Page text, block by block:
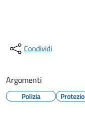
Condividi
Argomenti
Polizia